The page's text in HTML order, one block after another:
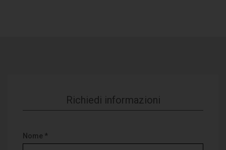
Richiedi informazioni
Nome *